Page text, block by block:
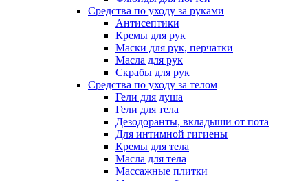
Средства по уходу за руками
Антисептики
Кремы для рук
Маски для рук, перчатки
Масла для рук
Скрабы для рук
Средства по уходу за телом
Гели для душа
Гели для тела
Дезодоранты, вкладыши от пота
Для интимной гигиены
Кремы для тела
Масла для тела
Массажные плитки